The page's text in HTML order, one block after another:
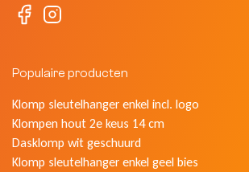
Populaire producten
Klomp sleutelhanger enkel incl. logo
Klompen hout 2e keus 14 cm
Dasklomp wit geschuurd
Klomp sleutelhanger enkel geel bies